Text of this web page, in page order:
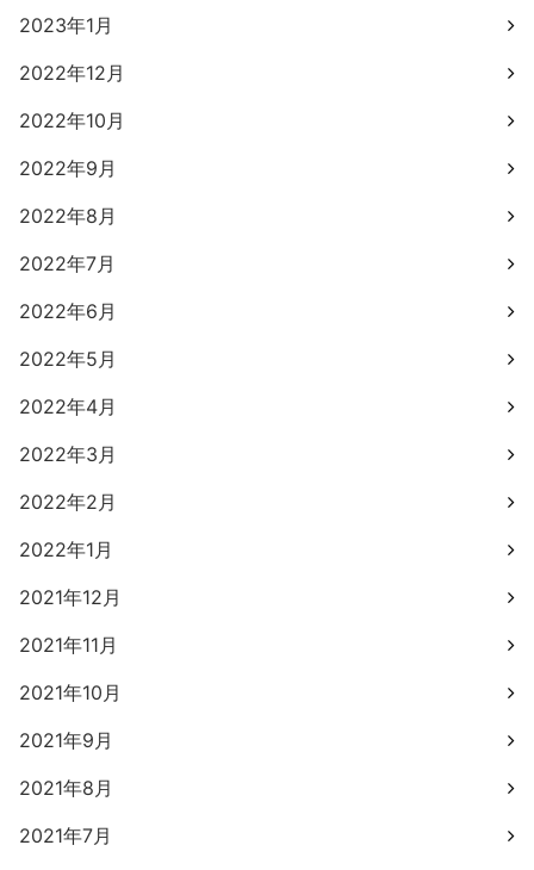
2023年1月
2022年12月
2022年10月
2022年9月
2022年8月
2022年7月
2022年6月
2022年5月
2022年4月
2022年3月
2022年2月
2022年1月
2021年12月
2021年11月
2021年10月
2021年9月
2021年8月
2021年7月